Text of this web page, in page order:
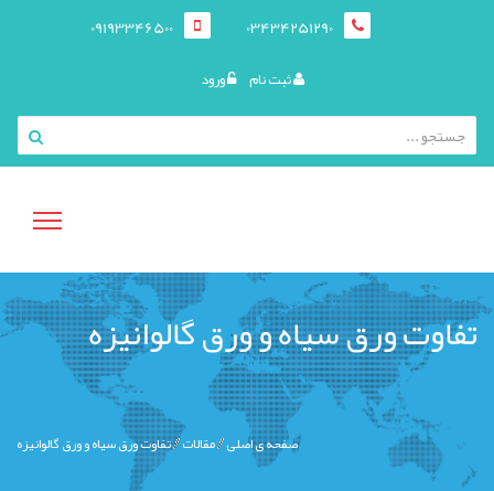
03434251290
09193346500
ثبت نام ورود
منوی
کاربری
تفاوت ورق سیاه و ورق گالوانیزه
صفحه ی اصلی مقالات تفاوت ورق سیاه و ورق گالوانیزه